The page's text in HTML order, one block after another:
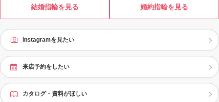
結婚指輪を見る 婚約指輪を見る
instagramを見たい
来店予約をしたい
カタログ・資料がほしい